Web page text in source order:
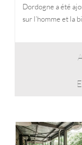
Dordogne a été
sur l’homme et la